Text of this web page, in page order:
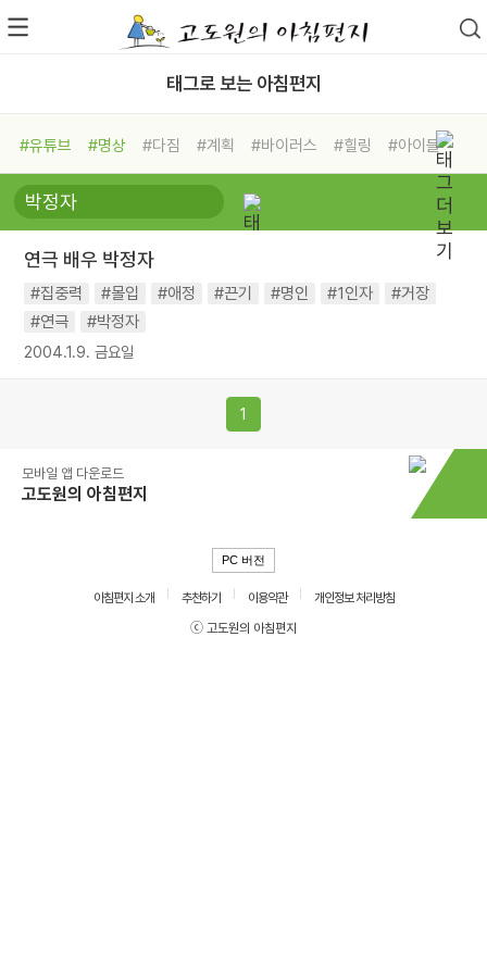
태그로 보는 아침편지
#유튜브 #명상 #다짐 #계획 #바이러스 #힐링
#아이들
#비전캠프
#독서캠프 #삶
#희망
#나눔 #친구 #링컨학교
#독서
#건강 #면역력
연극 배우 박정자
#집중력 #몰입 #애정 #끈기 #명인 #1인자
#거장
#연극
#박정자
2004.1.9. 금요일
1
모바일 앱 다운로드
고도원의 아침편지
PC 버전
아침편지 소개 추천하기 이용약관
개인정보 처리방침
ⓒ 고도원의 아침편지